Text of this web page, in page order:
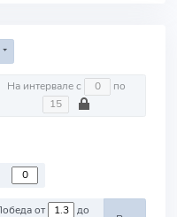
На интервале с по
Победа от до